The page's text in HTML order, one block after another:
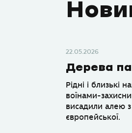
22.05.2026
Дерева
Рідні і близькі
воїнами-
висадили алею
європейської.